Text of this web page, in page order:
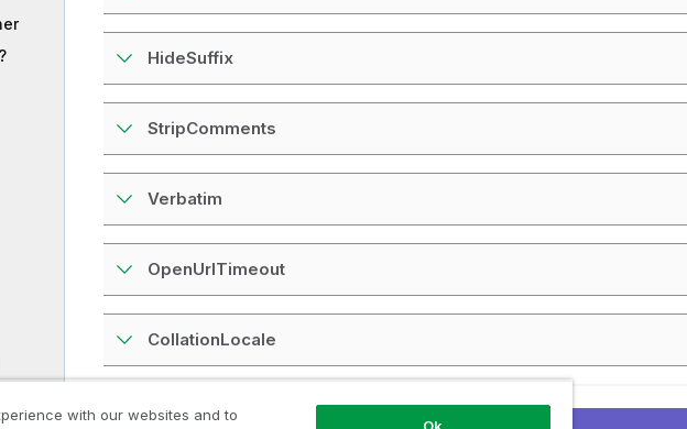
HideSuffix
StripComments
Verbatim
OpenUrlTimeout
CollationLocale
Föregående ämne
with our websites and to